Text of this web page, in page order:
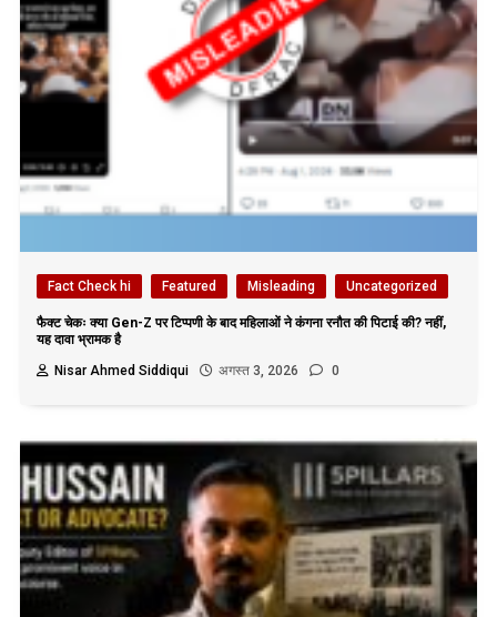
Fact Check hi Featured Misleading Uncategorized
फैक्ट चेकः क्या Gen-Z पर टिप्पणी के बाद महिलाओं ने कंगना रनौत की पिटाई की? नहीं,
यह दावा भ्रामक है
Nisar Ahmed Siddiqui
अगस्त 3, 2026 0